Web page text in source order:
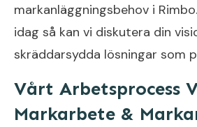
markanläggningsbehov i
idag så kan vi diskutera din
skräddarsydda lösningar som
Vårt Arbetsprocess
Markarbete &